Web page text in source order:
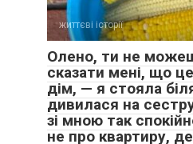
життєві історії
Олено, ти не
сказати мені, що
дім, — я стояла
дивилася на
зі мною так
не про квартиру,